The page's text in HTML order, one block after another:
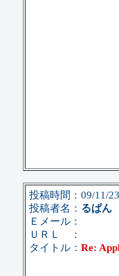
投稿時間：09/11/
投稿者名： るぱん
Ｅメール：
ＵＲＬ ：
タイトル： Re: